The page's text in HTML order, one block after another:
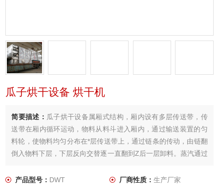
瓜子烘干设备 烘干机
简要描述： 瓜子烘干设备属厢式结构，厢内设有多层传送带，传
送带在厢内循环运动，物料从料斗进入厢内，通过输送装置的匀
料轮，使物料均匀分布在*层传送带上，通过链条的传动，由链翻
倒入物料下层，下层反向交替逐一直翻到Z后一层卸料。蒸汽通过
触，进行传质传热，从而达到去除水份的目的。
产品型号： DWT 厂商性质： 生产厂家